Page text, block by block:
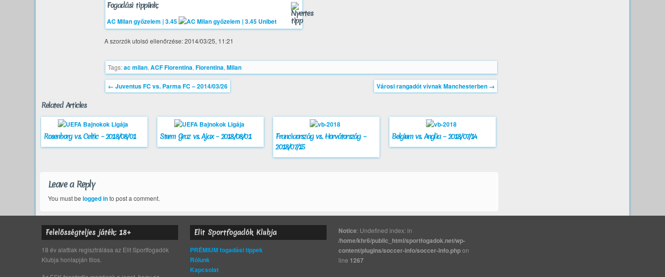
Fogadási tippünk:
AC Milan győzelem | 3.45
A szorzók utolsó ellenőrzése: 2014/03/25, 11:21
Tags:ac milan, ACF Fiorentina, Fiorentina, Milan
← Juventus FC vs. Parma FC – 2014/03/26 Városi rangadót vívnak Manchesterben →
Related Articles
Rosenborg vs. Celtic – 2018/08/01 Sturm Graz vs. Ajax – 2018/08/01
Franciaország vs. Horvátország –
2018/07/15
Belgium vs. Anglia – 2018/07/14
Leave a Reply
You must be logged into post a comment.
Felelősségteljes játék: 18+
18 év alattiak regisztrálása az Elit Sportfogadók
Klubja honlapján tilos.
Elit Sportfogadók Klubja
PRÉMIUM fogadási tippek
Rólunk
Kapcsolat
Notice: Undefined index: in
/home/khr6/public_html/sportfogadok.net/wp-
content/plugins/soccer-info/soccer-info.phpon
line 1267